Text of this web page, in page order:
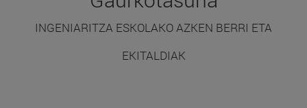
INGENIARITZA ESKOLAKO AZKEN BERRI ETA
EKITALDIAK